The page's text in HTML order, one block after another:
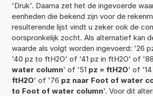
'Druk'. Daarna zet het de ingevoerde
eenheden die bekend zijn voor de
resulterende lijst vindt u zeker ook de
oorspronkelijk zocht. Als alternatief kan
waarde als volgt worden ingevoerd: '26
'40 pz to ftH2O' of '41 pz in ftH2O' of '88
water column' of '51 pz = ftH2O' of '14
ftH2O' of '76 pz naar Foot of water
to Foot of water column'. Voor dit